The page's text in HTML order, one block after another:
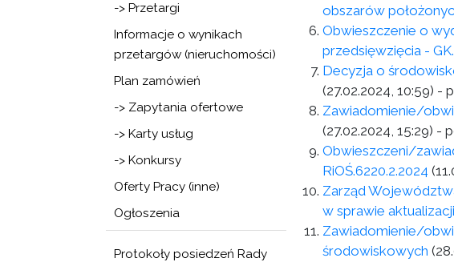
-> Przetargi
Informacje o wynikach
przetargów (nieruchomości)
Plan zamówień
-> Zapytania ofertowe
-> Karty usług
-> Konkursy
Oferty Pracy (inne)
Ogłoszenia
Protokoły posiedzeń Rady
obszarów
Obwieszczenie o
przedsięwzięcia -
Decyzja o
(27.02.2024, 10:59) -
Zawiadomienie/
(27.02.2024, 15:29) -
Obwieszczeni/
RiOŚ.6220.2.2024
Zarząd
w sprawie
Zawiadomienie/
środowiskowych